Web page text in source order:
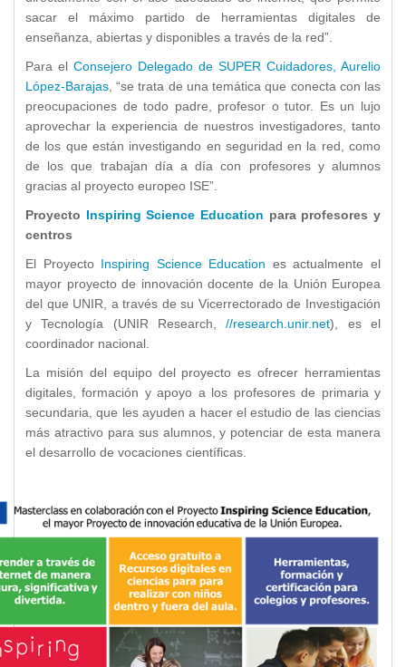
sacar el máximo partido de herramientas digitales de
enseñanza, abiertas y disponibles a través de la red”.
Para el Consejero Delegado de SUPER Cuidadores, Aurelio
López-Barajas , “se trata de una temática que conecta con las
preocupaciones de todo padre, profesor o tutor. Es un lujo
aprovechar la experiencia de nuestros investigadores, tanto
de los que están investigando en seguridad en la red, como
de los que trabajan día a día con profesores y alumnos
gracias al proyecto europeo ISE”.
Proyecto Inspiring Science Education para profesores y
centros
El Proyecto Inspiring Science Education es actualmente el
mayor proyecto de innovación docente de la Unión Europea
del que UNIR, a través de su Vicerrectorado de Investigación
y Tecnología (UNIR Research,//research.unir.net), es el
coordinador nacional.
La misión del equipo del proyecto es ofrecer herramientas
digitales, formación y apoyo a los profesores de primaria y
secundaria, que les ayuden a hacer el estudio de las ciencias
más atractivo para sus alumnos, y potenciar de esta manera
el desarrollo de vocaciones científicas.